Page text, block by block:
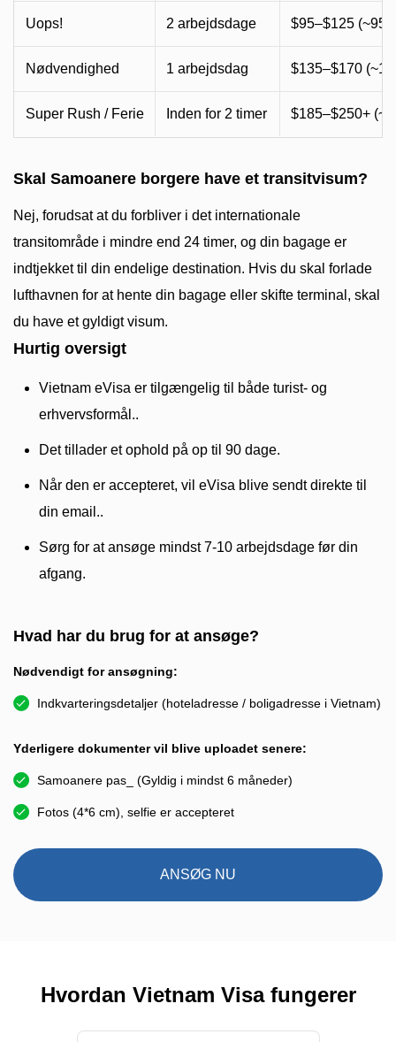
Uops! 2 arbejdsdage $95–$125
Nødvendighed 1 arbejdsdag $135–$170
Super Rush / Ferie Inden for 2 timer $185–$250+
Skal Samoanere borgere have et transitvisum?
Nej, forudsat at du forbliver i det internationale
transitområde i mindre end 24 timer, og din bagage er
indtjekket til din endelige destination. Hvis du skal forlade
lufthavnen for at hente din bagage eller skifte terminal, skal
du have et gyldigt visum.
Hurtig oversigt
Vietnam eVisa er tilgængelig til både turist- og
erhvervsformål..
Det tillader et ophold på op til 90 dage.
Når den er accepteret, vil eVisa blive sendt direkte til
din email..
Sørg for at ansøge mindst 7-10 arbejdsdage før din
afgang.
Hvad har du brug for at ansøge?
Nødvendigt for ansøgning:
Indkvarteringsdetaljer (hoteladresse / boligadresse i Vietnam)
Yderligere dokumenter vil blive uploadet senere:
Samoanere pas_ (Gyldig i mindst 6 måneder)
Fotos (4*6 cm), selfie er accepteret
ANSØG NU
Hvordan Vietnam Visa fungerer